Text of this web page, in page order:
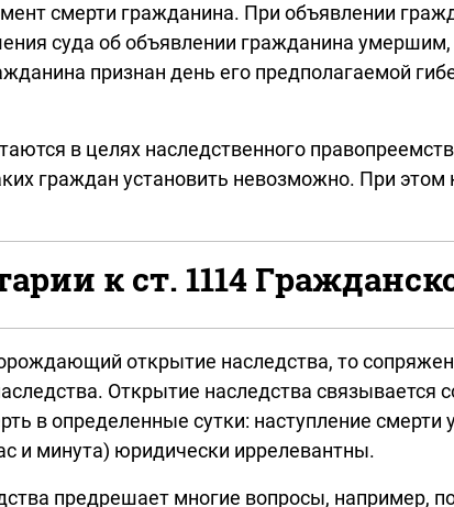
смерти гражданина. При объявлении
суда об объявлении гражданина умершим,
признан день его предполагаемой
в целях наследственного
граждан установить невозможно. При
к ст. 1114
открытие наследства, то
Открытие наследства
в определенные сутки: наступление
и минута) юридически иррелевантны.
предрешает многие вопросы, например,